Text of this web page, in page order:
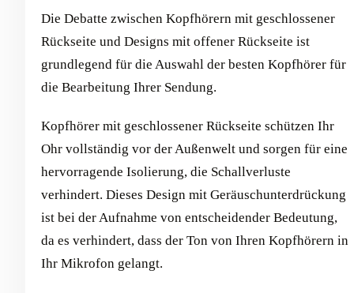
Die Debatte zwischen Kopfhörern mit geschlossener
Rückseite und Designs mit offener Rückseite ist
grundlegend für die Auswahl der besten Kopfhörer für
die Bearbeitung Ihrer Sendung.
Kopfhörer mit geschlossener Rückseite schützen Ihr
Ohr vollständig vor der Außenwelt und sorgen für eine
hervorragende Isolierung, die Schallverluste
verhindert. Dieses Design mit Geräuschunterdrückung
ist bei der Aufnahme von entscheidender Bedeutung,
da es verhindert, dass der Ton von Ihren Kopfhörern in
Ihr Mikrofon gelangt.